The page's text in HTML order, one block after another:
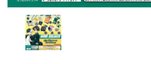
よくあるご質問